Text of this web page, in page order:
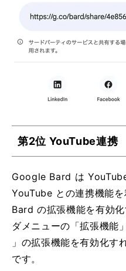
第2位 YouTube連携
Google Bard は
YouTube との連携機能
Bard の拡張機能を有効
ダメニューの「拡張機能
」の拡張機能を有効化す
です。